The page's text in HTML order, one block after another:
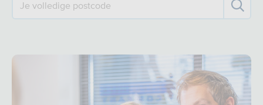
Je volledige postcode